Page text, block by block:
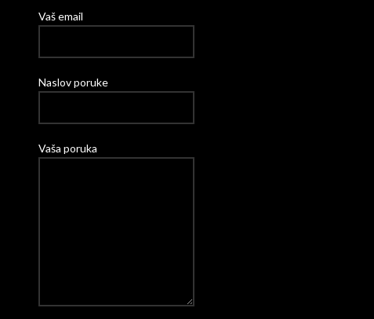
Vaš email
Naslov poruke
Vaša poruka